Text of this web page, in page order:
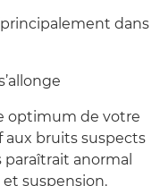
dans
optimum de votre
aux bruits suspects
anormal
suspension.